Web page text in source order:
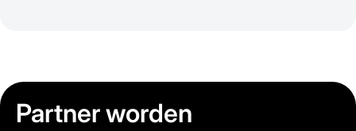
Partner worden